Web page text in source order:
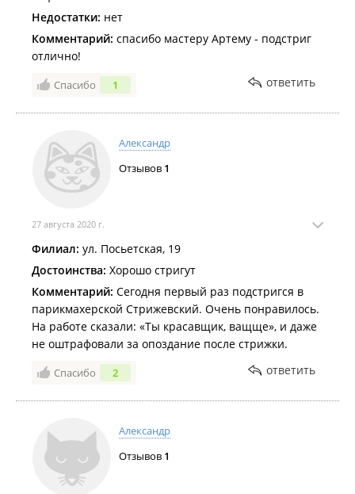
Недостатки: нет
Комментарий: спасибо мастеру Артему - подстриг
отлично!
Спасибо 1 ответить
Александр
Отзывов 1
27 августа 2020 г.
Филиал: ул. Посьетская, 19
Достоинства: Хорошо стригут
Комментарий: Сегодня первый раз подстригся в
парикмахерской Стрижевский. Очень понравилось.
На работе сказали: «Ты красавщик, ващще», и даже
не оштрафовали за опоздание после стрижки.
Спасибо 2 ответить
Александр
Отзывов 1